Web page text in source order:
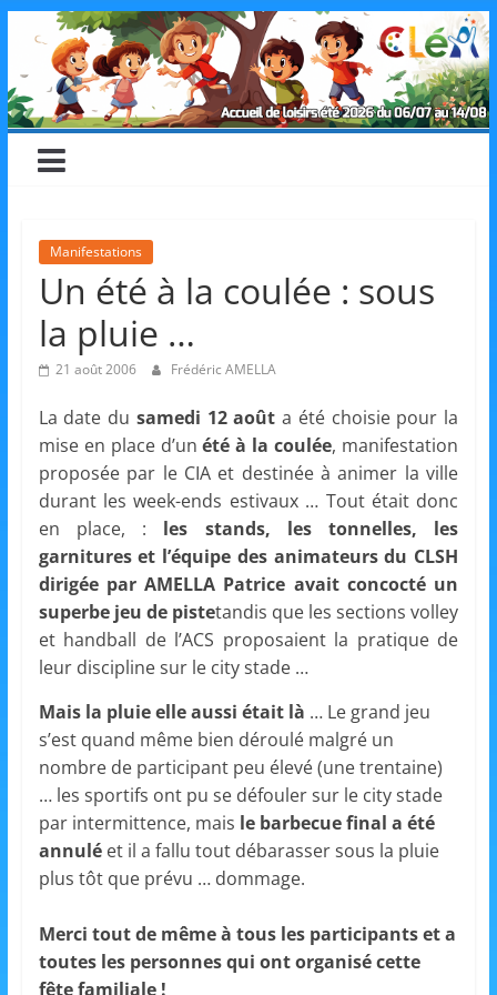
content
CLéA
–
les
Loisirs,
l'éducation
et
l'Animation
–
Stiring-
Wendel
L
o
i
i
Manifestations
Un été à la coulée : sous
la pluie …
21 août 2006 Frédéric AMELLA
La date du samedi 12 aoûta été choisie pour la
mise en place d’unété à la coulée, manifestation
proposée par le CIA et destinée à animer la ville
durant les week-ends estivaux … Tout était donc
en place, : les stands, les tonnelles, les
garnitures et l’équipe des animateurs du CLSH
dirigée par AMELLA Patrice avait concocté un
superbe jeu de pistetandis que les sections volley
et handball de l’ACS proposaient la pratique de
leur discipline sur le city stade …
Mais la pluie elle aussi était là … Le grand jeu
s’est quand même bien déroulé malgré un
nombre de participant peu élevé (une trentaine)
… les sportifs ont pu se défouler sur le city stade
par intermittence, mais le barbecue final a été
annuléet il a fallu tout débarasser sous la pluie
plus tôt que prévu … dommage.
Merci tout de même à tous les participants et a
toutes les personnes qui ont organisé cette
fête familiale !